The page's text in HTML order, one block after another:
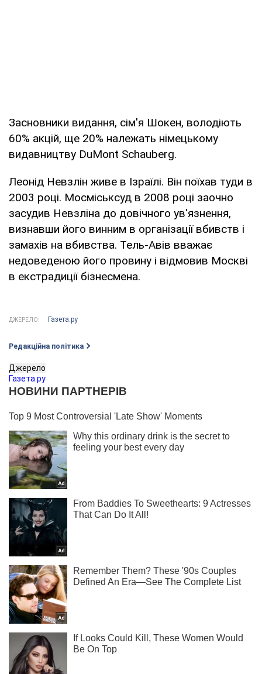
Засновники видання, сім'я Шокен, володіють
60% акцій, ще 20% належать німецькому
видавництву DuMont Schauberg.
Леонід Невзлін живе в Ізраїлі. Він поїхав туди в
2003 році. Мосміськсуд в 2008 році заочно
засудив Невзліна до довічного ув'язнення,
визнавши його винним в організації вбивств і
замахів на вбивства. Тель-Авів вважає
недоведеною його провину і відмовив Москві
в екстрадиції бізнесмена.
ДЖЕРЕЛО: Газета.ру
Редакційна політика
Джерело
Газета.ру